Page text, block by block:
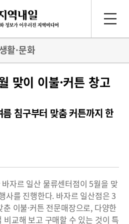
생활·문화
맞이 이불·커튼 창고
침구부터 맞춤 커튼까지 한
자르 일산 물류센터점이 5월을 맞
사를 진행한다. 바자르 일산점은 3
이불·커튼 전문매장으로, 다양한
교해 보고 구매할 수 있는 것이 특